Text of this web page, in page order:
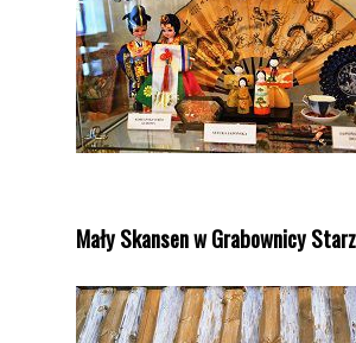
Mały Skansen w Grabownicy